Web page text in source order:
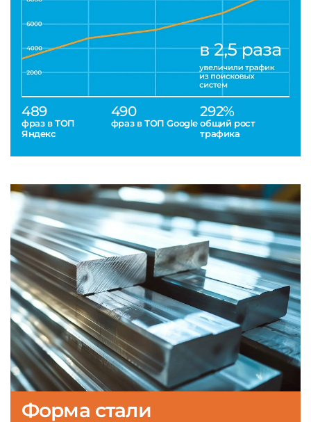
489
фраз в ТОП
Яндекс
490
фраз в ТОП Google
292%
общий рост
трафика
Форма стали